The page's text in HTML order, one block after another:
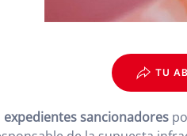
TU
expedientes sancionadores